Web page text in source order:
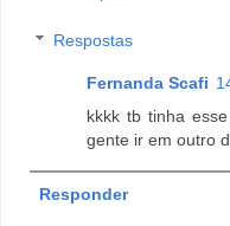
Respostas
Fernanda Scafi
kkkk tb tinha
gente ir em outro
Responder